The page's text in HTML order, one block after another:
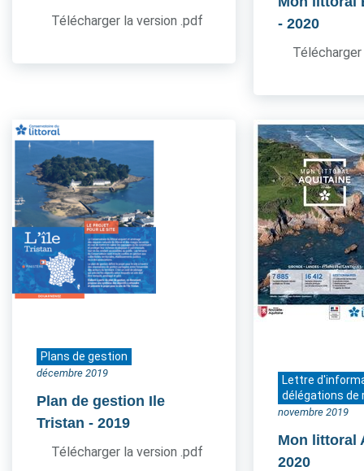
Télécharger la version .pdf
- 2020
Plans de gestion
décembre 2019
Plan de gestion Ile
Tristan - 2019
Télécharger la version .pdf
Lettre
délégations de
novembre 2019
Mon littoral
2020